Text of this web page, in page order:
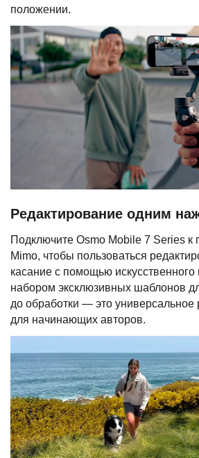
положении.
Редактирование одним
Подключите Osmo Mobile 7 Series к
Mimo, чтобы пользоваться
касание с помощью искусственного
набором эксклюзивных шаблонов
до обработки — это
для начинающих авторов.